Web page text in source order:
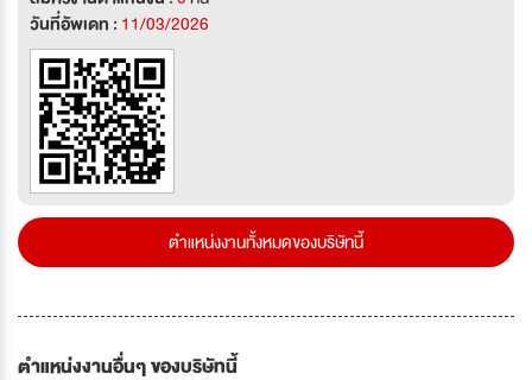
วันที่อัพเดท : 11/03/2026
ตำแหน่งงานทั้งหมดของบริษัทนี้
ตำแหน่งงานอื่นๆ ของบริษัทนี้